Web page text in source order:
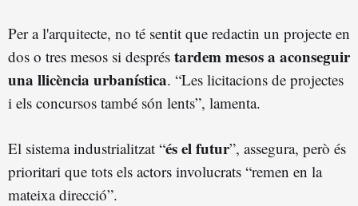
Per a l'arquitecte, no té sentit que redactin un projecte en
dos o tres mesos si després tardem mesos a aconseguir
una llicència urbanística. “Les licitacions de projectes
i els concursos també són lents”, lamenta.
El sistema industrialitzat “és el futur”, assegura, però és
prioritari que tots els actors involucrats “remen en la
mateixa direcció”.